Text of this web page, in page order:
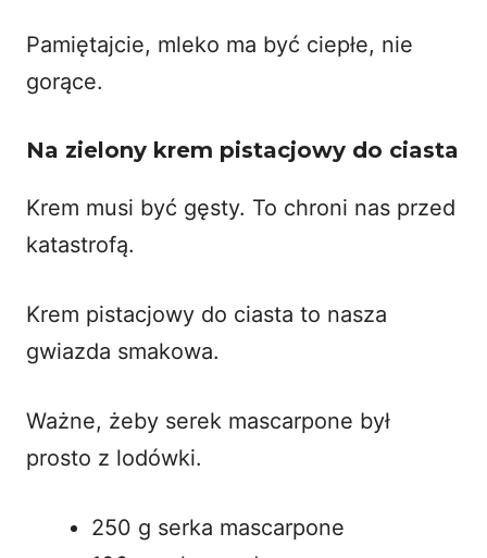
Pamiętajcie, mleko ma być ciepłe, nie
gorące.
Na zielony krem pistacjowy do ciasta
Krem musi być gęsty. To chroni nas przed
katastrofą.
Krem pistacjowy do ciasta to nasza
gwiazda smakowa.
Ważne, żeby serek mascarpone był
prosto z lodówki.
250 g serka mascarpone